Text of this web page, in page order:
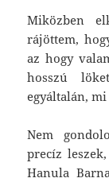
Miközben
rájöttem,
az hogy
hosszú
egyáltalán,
Nem
precíz
Hanula